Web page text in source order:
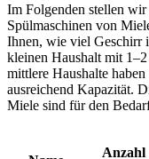
Im Folgenden stellen
Spülmaschinen von
Ihnen, wie viel Geschirr
kleinen Haushalt mit
mittlere Haushalte
ausreichend Kapazität.
Miele sind für den
Anzahl